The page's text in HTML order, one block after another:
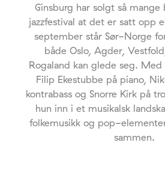
Ginsburg har solgt så
jazzfestival at det er satt opp
september står Sør-Norge
både Oslo, Agder,
Rogaland kan glede seg.
Filip Ekestubbe på piano,
kontrabass og Snorre Kirk på
hun inn i et musikalsk
folkemusikk og pop-
sammen.